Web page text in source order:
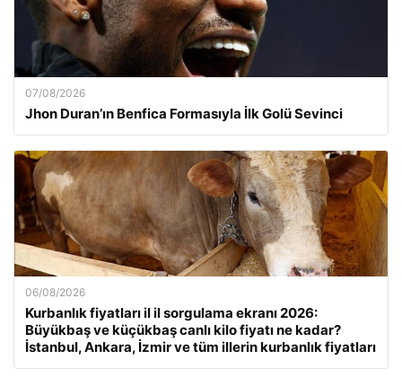
07/08/2026
Jhon Duran’ın Benfica Formasıyla İlk Golü Sevinci
06/08/2026
Kurbanlık fiyatları il il sorgulama ekranı 2026:
Büyükbaş ve küçükbaş canlı kilo fiyatı ne kadar?
İstanbul, Ankara, İzmir ve tüm illerin kurbanlık fiyatları